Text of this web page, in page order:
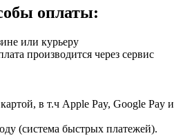
оплаты:
или курьеру
производится через сервис
в т.ч Apple Pay, Google Pay и
(система быстрых платежей).